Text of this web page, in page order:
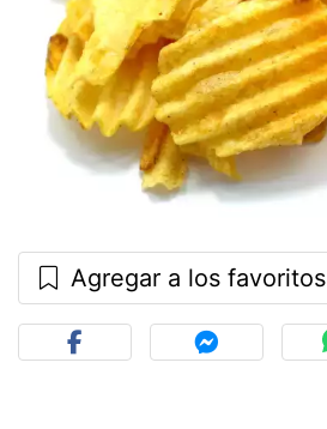
Agregar a los favoritos